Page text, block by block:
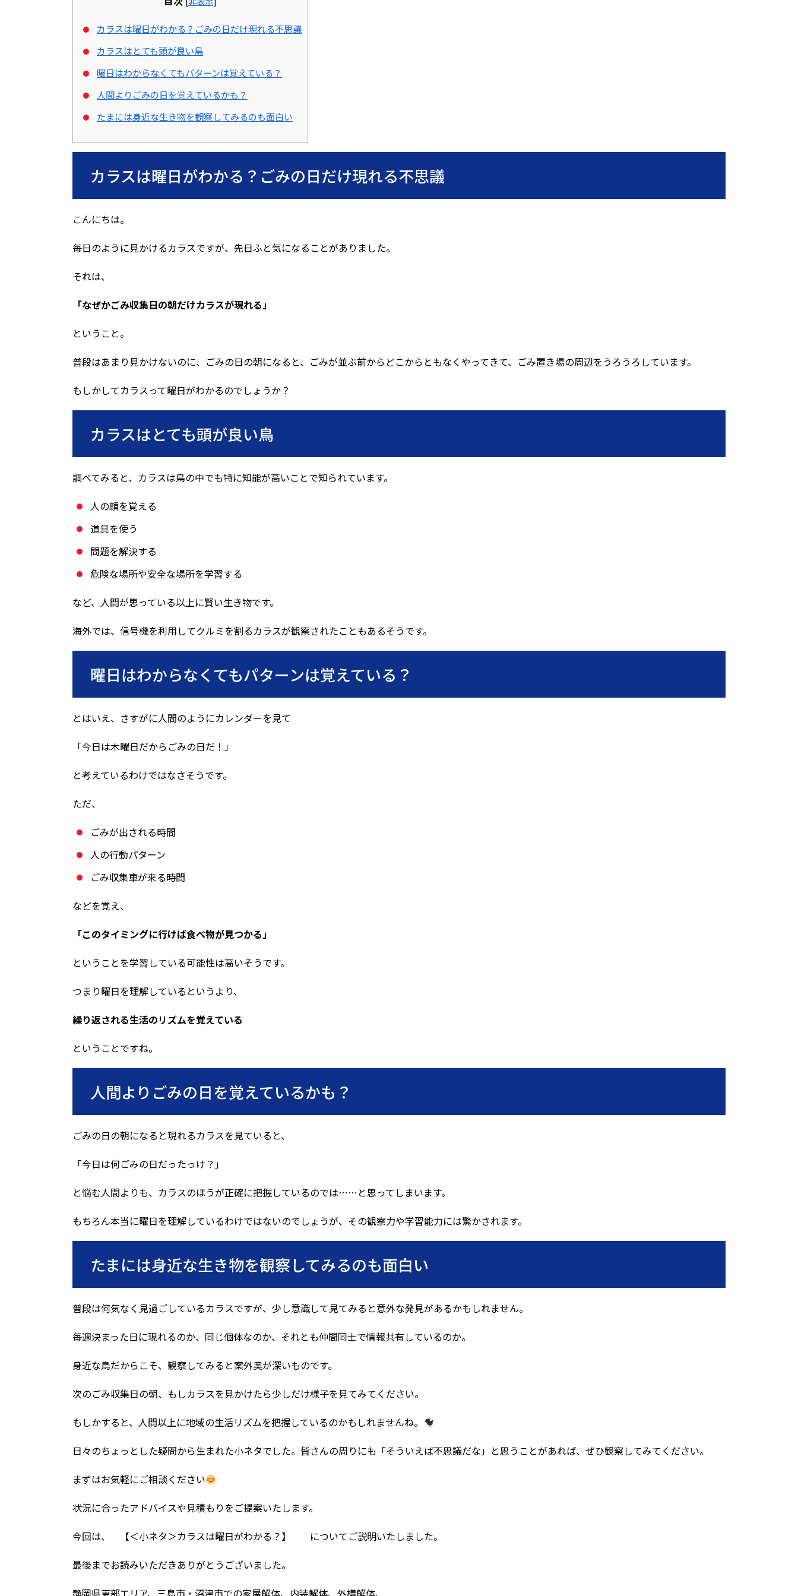
カラスは曜日がわかる？ごみの日だけ現れる不思議
カラスはとても頭が良い鳥
曜日はわからなくてもパターンは覚えている？
人間よりごみの日を覚えているかも？
たまには身近な生き物を観察してみるのも面白い
カラスは曜日がわかる？ごみの日だけ現れる不思議
こんにちは。
毎日のように見かけるカラスですが、先日ふと気になることがありました。
それは、
「なぜかごみ収集日の朝だけカラスが現れる」
ということ。
普段はあまり見かけないのに、ごみの日の朝になると、ごみが並ぶ前からどこからともなくやってきて、ごみ置き場の周辺をうろうろしています。
もしかしてカラスって曜日がわかるのでしょうか？
カラスはとても頭が良い鳥
調べてみると、カラスは鳥の中でも特に知能が高いことで知られています。
人の顔を覚える
道具を使う
問題を解決する
危険な場所や安全な場所を学習する
など、人間が思っている以上に賢い生き物です。
海外では、信号機を利用してクルミを割るカラスが観察されたこともあるそうです。
曜日はわからなくてもパターンは覚えている？
とはいえ、さすがに人間のようにカレンダーを見て
「今日は木曜日だからごみの日だ！」
と考えているわけではなさそうです。
ただ、
ごみが出される時間
人の行動パターン
ごみ収集車が来る時間
などを覚え、
「このタイミングに行けば食べ物が見つかる」
ということを学習している可能性は高いそうです。
つまり曜日を理解しているというより、
繰り返される生活のリズムを覚えている
ということですね。
人間よりごみの日を覚えているかも？
ごみの日の朝になると現れるカラスを見ていると、
「今日は何ごみの日だったっけ？」
と悩む人間よりも、カラスのほうが正確に把握しているのでは……と思ってしまいます。
もちろん本当に曜日を理解しているわけではないのでしょうが、その観察力や学習能力には驚かされます。
たまには身近な生き物を観察してみるのも面白い
普段は何気なく見過ごしているカラスですが、少し意識して見てみると意外な発見があるかもしれません。
毎週決まった日に現れるのか、同じ個体なのか、それとも仲間同士で情報共有しているのか――。
身近な鳥だからこそ、観察してみると案外奥が深いものです。
次のごみ収集日の朝、もしカラスを見かけたら少しだけ様子を見てみてください。
もしかすると、人間以上に地域の生活リズムを把握しているのかもしれませんね。
日々のちょっとした疑問から生まれた小ネタでした。皆さんの周りにも「そういえば不思議だな」と思うことがあれば、ぜひ観察してみてください。
まずはお気軽にご相談ください
状況に合ったアドバイスや見積もりをご提案いたします。
今回は、 【＜小ネタ＞カラスは曜日がわかる？】 についてご説明いたしました。
最後までお読みいただきありがとうございました。
静岡県東部エリア、三島市・沼津市での家屋解体、内装解体、外構解体、